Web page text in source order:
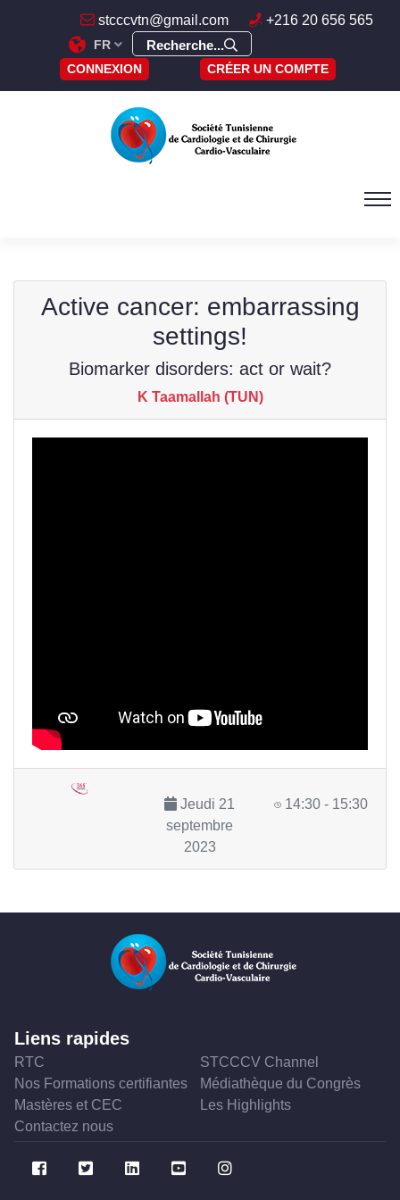
stcccvtn@gmail.com +216 20 656 565
FR Recherche...
CONNEXION CRÉER UN COMPTE
Active cancer: embarrassing
settings!
Biomarker disorders: act or wait?
K Taamallah (TUN)
Jeudi 21
septembre
2023
14:30 - 15:30
Liens rapides
RTC
STCCCV Channel
Nos Formations certifiantes
Médiathèque du Congrès
Mastères et CEC
Les Highlights
Contactez nous